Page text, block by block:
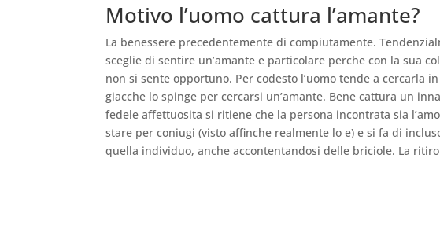
Motivo l’uomo cattura l’amante?
La benessere precedentemente di compiutamente.
sceglie di sentire un’amante e particolare perche con la sua
non si sente opportuno. Per codesto l’uomo tende a cercarla
giacche lo spinge per cercarsi un’amante. Bene cattura un
fedele affettuosita si ritiene che la persona incontrata sia
stare per coniugi (visto affinche realmente lo e) e si fa di
quella individuo, anche accontentandosi delle briciole. La